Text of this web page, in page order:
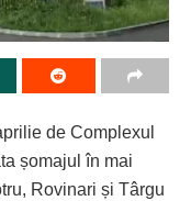
de Complexul
șomajul în mai
Rovinari și Târgu